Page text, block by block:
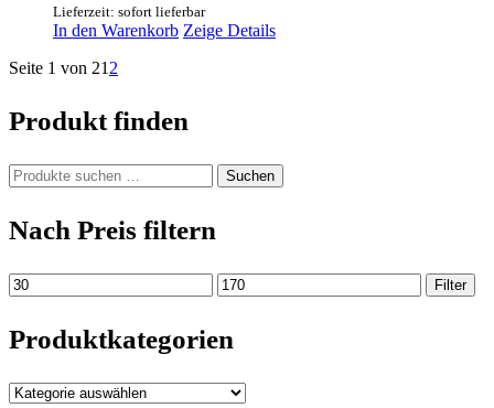
Lieferzeit: sofort lieferbar
In den Warenkorb Zeige Details
Seite 1 von 21 2
Produkt finden
Suchen
nach:
Suchen
Nach Preis filtern
Min.
Preis
Max.
Preis
Filter
Produktkategorien